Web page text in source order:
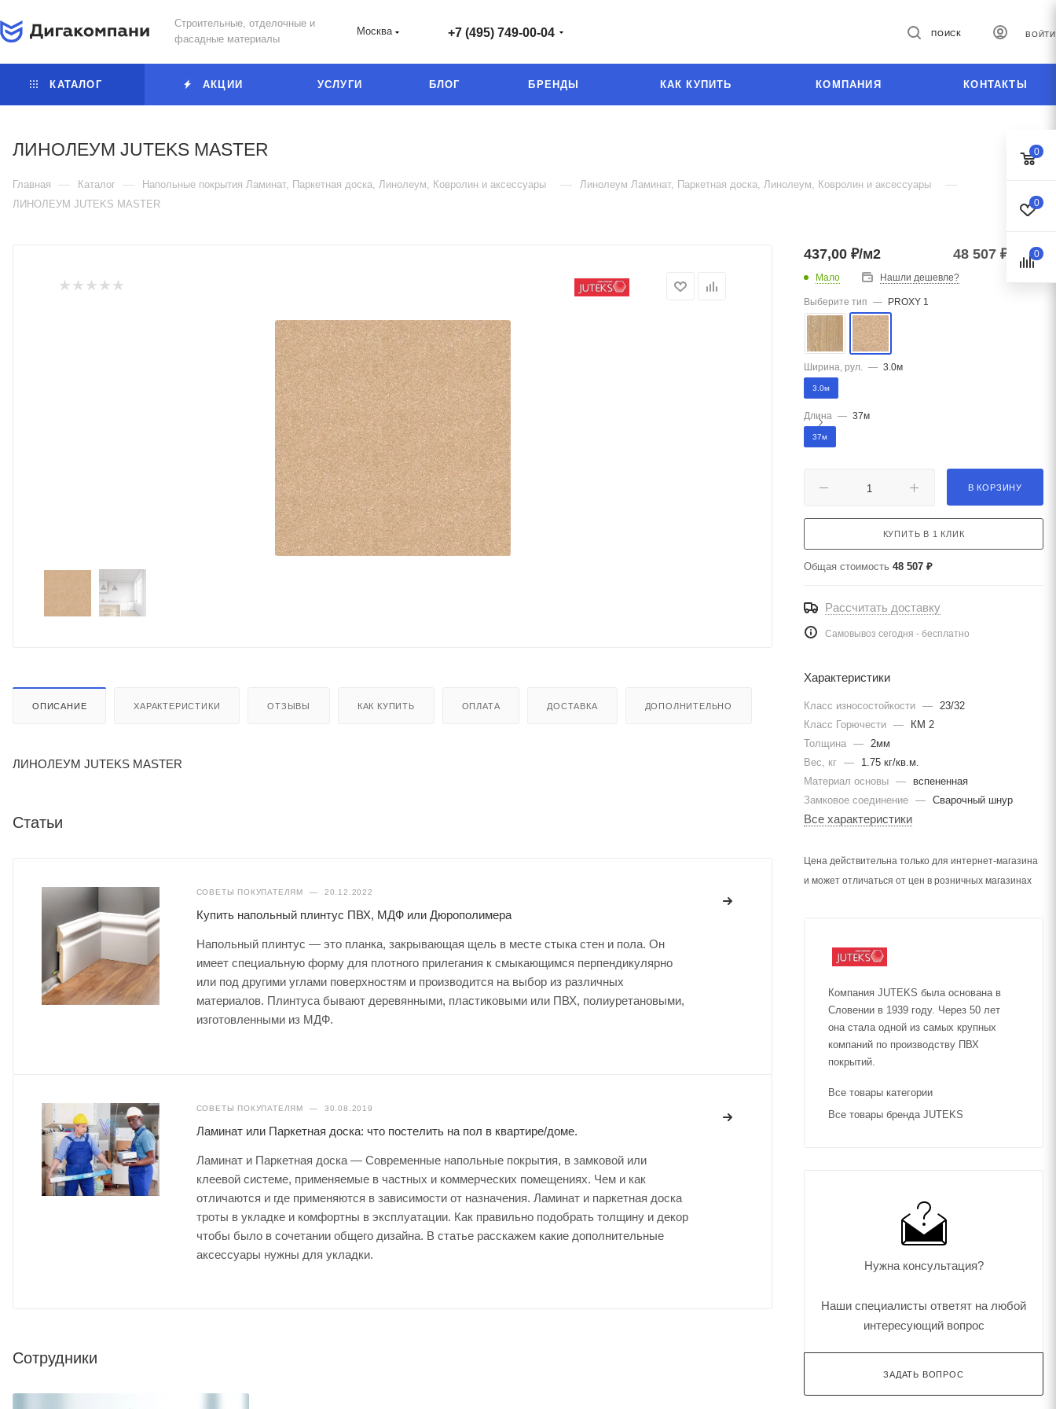
Строительные, отделочные и
фасадные материалы
Москва +7 (495) 749-00-04 ПОИСК ВОЙТИ
КАТАЛОГ АКЦИИ УСЛУГИ БЛОГ БРЕНДЫ КАК КУПИТЬ КОМПАНИЯ КОНТАКТЫ
ЛИНОЛЕУМ JUTEKS MASTER
Главная — Каталог — Напольные покрытия Ламинат, Паркетная доска, Линолеум, Ковролин и аксессуары — Линолеум Ламинат, Паркетная доска, Линолеум, Ковролин и аксессуары —
ЛИНОЛЕУМ JUTEKS MASTER
ОПИСАНИЕ ХАРАКТЕРИСТИКИ ОТЗЫВЫ КАК КУПИТЬ ОПЛАТА ДОСТАВКА ДОПОЛНИТЕЛЬНО
ЛИНОЛЕУМ JUTEKS MASTER
Статьи
СОВЕТЫ ПОКУПАТЕЛЯМ — 20.12.2022
Купить напольный плинтус ПВХ, МДФ или Дюрополимера
Напольный плинтус — это планка, закрывающая щель в месте стыка стен и пола. Он
имеет специальную форму для плотного прилегания к смыкающимся перпендикулярно
или под другими углами поверхностям и производится на выбор из различных
материалов. Плинтуса бывают деревянными, пластиковыми или ПВХ, полиуретановыми,
изготовленными из МДФ.
СОВЕТЫ ПОКУПАТЕЛЯМ — 30.08.2019
Ламинат или Паркетная доска: что постелить на пол в квартире/доме.
Ламинат и Паркетная доска — Современные напольные покрытия, в замковой или
клеевой системе, применяемые в частных и коммерческих помещениях. Чем и как
отличаются и где применяются в зависимости от назначения. Ламинат и паркетная доска
троты в укладке и комфортны в эксплуатации. Как правильно подобрать толщину и декор
чтобы было в сочетании общего дизайна. В статье расскажем какие дополнительные
аксессуары нужны для укладки.
Сотрудники
437,00 ₽/м2 48 507 ₽ /рул.
Мало Нашли дешевле?
Выберите тип — PROXY 1
Ширина, рул. — 3.0м
3.0м
Длина — 37м
37м
В КОРЗИНУ
КУПИТЬ В 1 КЛИК
Общая стоимость 48 507 ₽
Рассчитать доставку
Самовывоз сегодня - бесплатно
Характеристики
Класс износостойкости — 23/32
Класс Горючести —
КМ 2
Толщина — 2мм
Вес, кг —
1.75 кг/кв.м.
Материал основы —
вспененная
Замковое соединение — Сварочный шнур
Все характеристики
Цена действительна только для интернет-магазина
и может отличаться от цен в розничных магазинах
Компания JUTEKS была основана в
Словении в 1939 году. Через 50 лет
она стала одной из самых крупных
компаний по производству ПВХ
покрытий.
Все товары категории
Все товары бренда JUTEKS
Нужна консультация?
Наши специалисты ответят на любой
интересующий вопрос
ЗАДАТЬ ВОПРОС
0
0
0